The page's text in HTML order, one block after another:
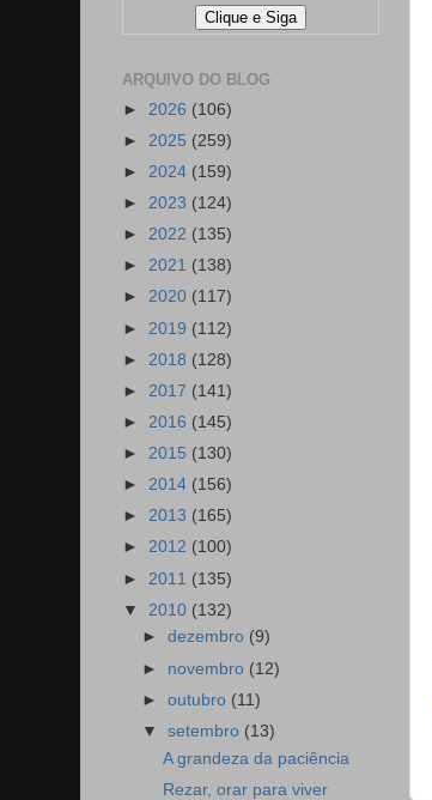
ARQUIVO DO BLOG
► 2026 (106)
► 2025 (259)
► 2024 (159)
► 2023 (124)
► 2022 (135)
► 2021 (138)
► 2020 (117)
► 2019 (112)
► 2018 (128)
► 2017 (141)
► 2016 (145)
► 2015 (130)
► 2014 (156)
► 2013 (165)
► 2012 (100)
► 2011 (135)
▼ 2010 (132)
►dezembro (9)
► novembro (12)
►outubro (11)
▼setembro (13)
A grandeza da paciência
Rezar, orar para viver